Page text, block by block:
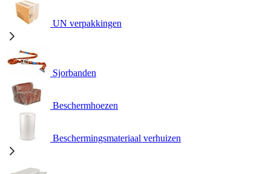
UN verpakkingen
Sjorbanden
Beschermhoezen
Beschermingsmateriaal verhuizen